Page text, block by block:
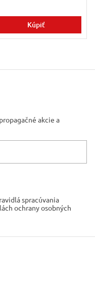
Kúpiť
akcie a
spracúvania
ochrany osobných